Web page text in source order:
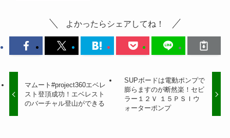
よかったらシェアしてね！
マムート#project360エベレ
スト登頂成功！エベレスト
のバーチャル登山ができる
SUPボードは電動ポンプで
膨らますのが断然楽！セビ
ラー１２Ｖ １５ＰＳＩウ
ォーターポンプ